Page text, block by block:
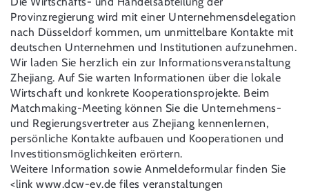
Provinzregierung wird mit einer Unternehmensdelegation
nach Düsseldorf kommen, um unmittelbare Kontakte mit
deutschen Unternehmen und Institutionen aufzunehmen.
Wir laden Sie herzlich ein zur Informationsveranstaltung
Zhejiang. Auf Sie warten Informationen über die lokale
Wirtschaft und konkrete Kooperationsprojekte. Beim
Matchmaking-Meeting können Sie die Unternehmens-
und Regierungsvertreter aus Zhejiang kennenlernen,
persönliche Kontakte aufbauen und Kooperationen und
Investitionsmöglichkeiten erörtern.
Weitere Information sowie Anmeldeformular finden Sie
<link www.dcw-ev.de files veranstaltungen